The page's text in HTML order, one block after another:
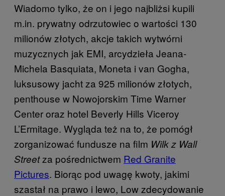
Wiadomo tylko, że on i jego najbliżsi kupili
m.in. prywatny odrzutowiec o wartości 130
milionów złotych, akcje takich wytwórni
muzycznych jak EMI, arcydzieła Jeana-
Michela Basquiata, Moneta i van Gogha,
luksusowy jacht za 925 milionów złotych,
penthouse w Nowojorskim Time Warner
Center oraz hotel Beverly Hills Viceroy
L’Ermitage. Wygląda też na to, że pomógł
zorganizować fundusze na film Wilk z Wall
Streetza pośrednictwem Red Granite
Pictures. Biorąc pod uwagę kwoty, jakimi
szastał na prawo i lewo, Low zdecydowanie